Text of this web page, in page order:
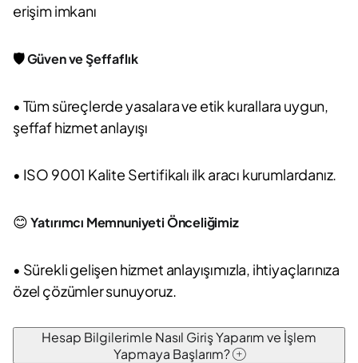
erişim imkanı
🛡️Güven ve Şeffaflık
• Tüm süreçlerde yasalara ve etik kurallara uygun,
şeffaf hizmet anlayışı
• ISO 9001 Kalite Sertifikalı ilk aracı kurumlardanız.
😊Yatırımcı Memnuniyeti Önceliğimiz
• Sürekli gelişen hizmet anlayışımızla, ihtiyaçlarınıza
özel çözümler sunuyoruz.
Hesap Bilgilerimle Nasıl Giriş Yaparım ve İşlem
Yapmaya Başlarım?